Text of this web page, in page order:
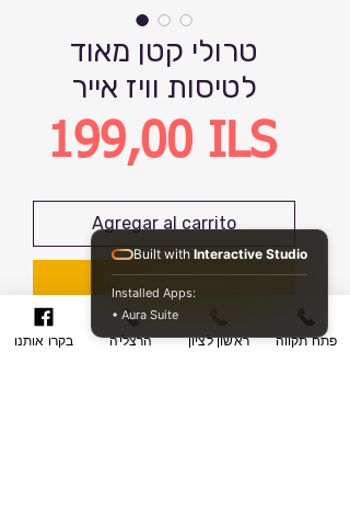
טרולי קטן מאוד
לטיסות וויז אייר
199,00 ILS
Agregar al carrito
Realizar compra
מזוודת עלייה למטוס פשוטה למתחתבקרו אותנו הרצליה ראשון לציון פתח תקווה
Built with Interactive Studio
Installed Apps:
• Aura Suite